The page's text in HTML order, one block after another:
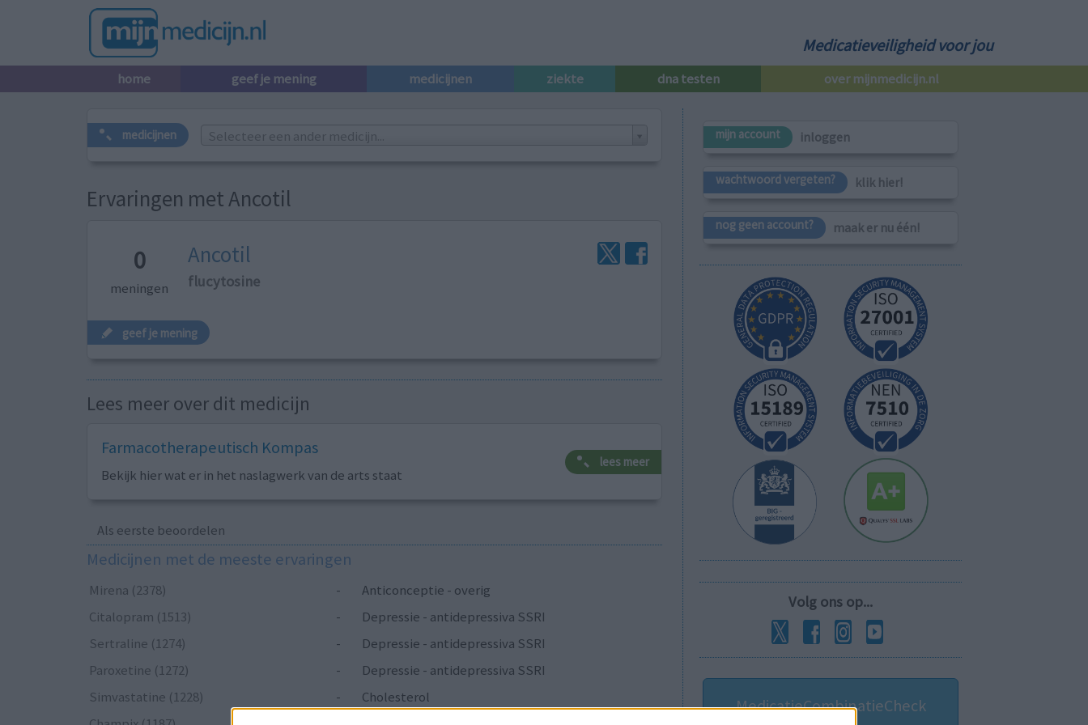
Medicatieveiligheid voor jou
home geef je mening medicijnen ziekte dna testen over mijnmedicijn.nl
medicijnen Selecteer een ander medicijn...
Ervaringen met Ancotil
0
meningen
Ancotil
flucytosine
geef je mening
Lees meer over dit medicijn
Farmacotherapeutisch Kompas
Bekijk hier wat er in het naslagwerk van de arts staat
lees meer
Als eerste beoordelen
Medicijnen met de meeste ervaringen
Mirena (2378) -
Anticonceptie - overig
Citalopram (1513)
-
Depressie - antidepressiva SSRI
Sertraline (1274)
-
Depressie - antidepressiva SSRI
Paroxetine (1272)
-
Depressie - antidepressiva SSRI
Simvastatine (1228)
-
Cholesterol
mijn account inloggen
wachtwoord vergeten? klik hier!
nog geen account? maak er nu één!
Volg ons op...
MedicatieCombinatieCheck